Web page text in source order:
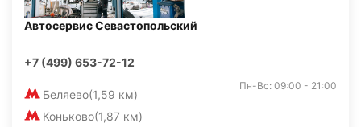
Автосервис Севастопольский
+7 (499) 653-72-12
Беляево(1,59 км)
Коньково(1,87 км)
Пн-Вс: 09:00 - 21:00